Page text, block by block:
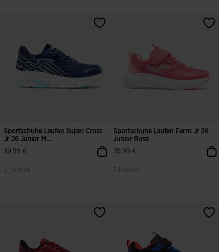
Sportschuhe Laufen Super Cross
Jr 26 Junior M...
39,99 €
2 Farben
Sportschuhe Laufen Ferro Jr 26
Junior Rosa
39,99 €
5 Farben